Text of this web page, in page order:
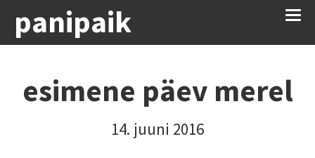
panipaik
esimene päev merel
14. juuni 2016